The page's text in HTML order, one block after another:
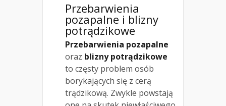
Przebarwienia
pozapalne i blizny
potrądzikowe
Przebarwienia pozapalne
oraz blizny potrądzikowe
to częsty problem osób
borykających się z cerą
trądzikową. Zwykle powstają